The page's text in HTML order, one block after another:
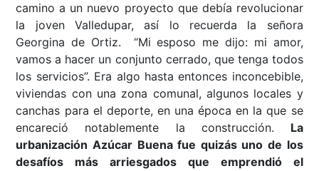
camino a un nuevo proyecto que debía revolucionar
la joven Valledupar, así lo recuerda la señora
Georgina de Ortiz. “Mi esposo me dijo: mi amor,
vamos a hacer un conjunto cerrado, que tenga todos
los servicios”. Era algo hasta entonces inconcebible,
viviendas con una zona comunal, algunos locales y
canchas para el deporte, en una época en la que se
encareció notablemente la construcción. La
urbanización Azúcar Buena fue quizás uno de los
desafíos más arriesgados que emprendió el